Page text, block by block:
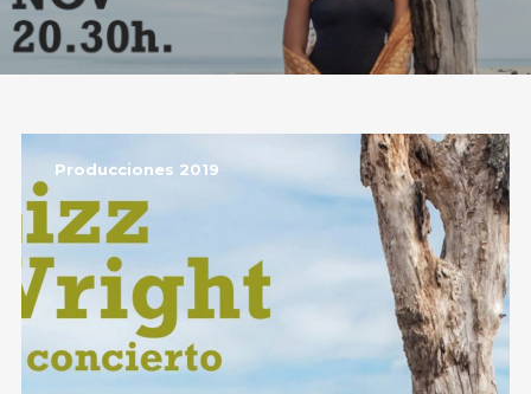
Producciones 2019